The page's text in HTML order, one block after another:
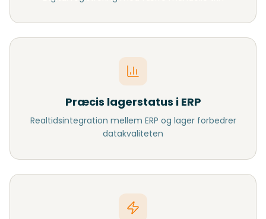
Præcis lagerstatus i ERP
Realtidsintegration mellem ERP og lager forbedrer
datakvaliteten